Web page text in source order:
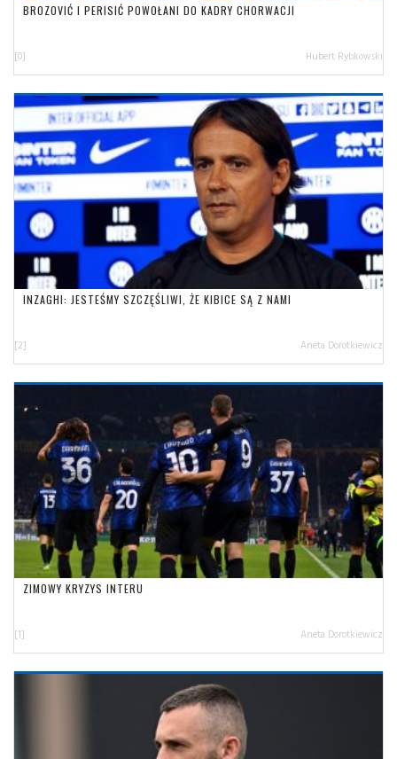
BROZOVIĆ I PERISIĆ POWOŁANI DO KADRY CHORWACJI
[0] Hubert Rybkowski
INZAGHI: JESTEŚMY SZCZĘŚLIWI, ŻE KIBICE SĄ Z NAMI
[2] Aneta Dorotkiewicz
ZIMOWY KRYZYS INTERU
[1] Aneta Dorotkiewicz